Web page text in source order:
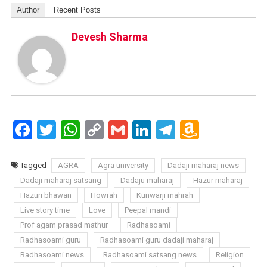
Author Recent Posts
Devesh Sharma
Facebook
Twitter
WhatsApp
CopyGmailLinkedIn
Telegram
Amazon
List
Tagged AGRA Agra university
Dadaji maharaj news
Dadaji maharaj satsang
Dadaju maharaj
Hazur maharaj
Hazuri bhawan
Howrah
Kunwarji mahrah
Live story time
Love
Peepal mandi
Prof agam prasad mathur
Radhasoami
Radhasoami guru
Radhasoami guru dadaji maharaj
Radhasoami news
Radhasoami satsang news
Religion